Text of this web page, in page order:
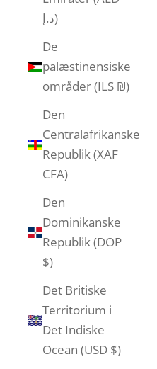
د.إ)
De
palæstinensiske
områder (ILS ₪)
Den
Centralafrikanske
Republik (XAF
CFA)
Den
Dominikanske
Republik (DOP
$)
Det Britiske
Territorium i
Det Indiske
Ocean (USD $)